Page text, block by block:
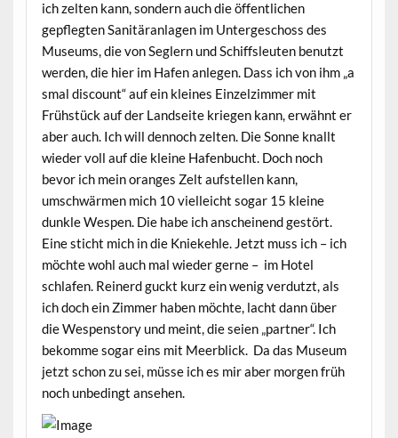
ich zelten kann, sondern auch die öffentlichen
gepflegten Sanitäranlagen im Untergeschoss des
Museums, die von Seglern und Schiffsleuten benutzt
werden, die hier im Hafen anlegen. Dass ich von ihm „a
smal discount“ auf ein kleines Einzelzimmer mit
Frühstück auf der Landseite kriegen kann, erwähnt er
aber auch. Ich will dennoch zelten. Die Sonne knallt
wieder voll auf die kleine Hafenbucht. Doch noch
bevor ich mein oranges Zelt aufstellen kann,
umschwärmen mich 10 vielleicht sogar 15 kleine
dunkle Wespen. Die habe ich anscheinend gestört.
Eine sticht mich in die Kniekehle. Jetzt muss ich – ich
möchte wohl auch mal wieder gerne – im Hotel
schlafen. Reinerd guckt kurz ein wenig verdutzt, als
ich doch ein Zimmer haben möchte, lacht dann über
die Wespenstory und meint, die seien „partner“. Ich
bekomme sogar eins mit Meerblick. Da das Museum
jetzt schon zu sei, müsse ich es mir aber morgen früh
noch unbedingt ansehen.